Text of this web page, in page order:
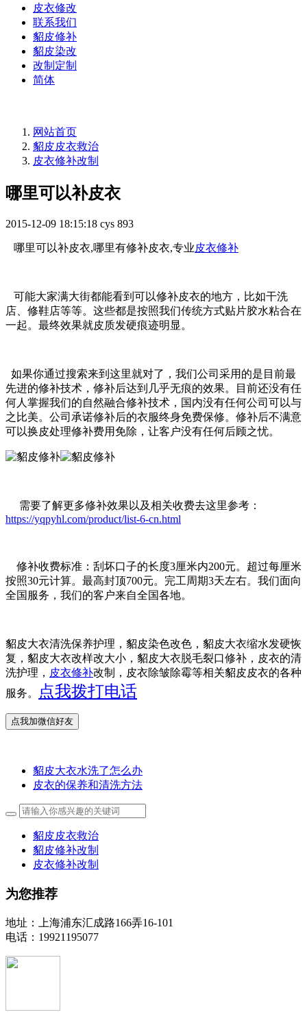
皮衣修改
联系我们
貂皮修补
貂皮染改
改制定制
简体
网站首页
貂皮皮衣救治
皮衣修补改制
哪里可以补皮衣
2015-12-09 18:15:18 cys 893
哪里可以补皮衣,哪里有修补皮衣,专业皮衣修补
可能大家满大街都能看到可以修补皮衣的地方，比如干洗
店、修鞋店等等。这些都是按照我们传统方式贴片胶水粘合在
一起。最终效果就皮质发硬痕迹明显。
如果你通过搜索来到这里就对了，我们公司采用的是目前最
先进的修补技术，修补后达到几乎无痕的效果。目前还没有任
何人掌握我们的自然融合修补技术，国内没有任何公司可以与
之比美。公司承诺修补后的衣服终身免费保修。修补后不满意
可以换皮处理修补费用免除，让客户没有任何后顾之忧。
需要了解更多修补效果以及相关收费去这里参考：
https://yqpyhl.com/product/list-6-cn.html
修补收费标准：刮坏口子的长度3厘米内200元。超过每厘米
按照30元计算。最高封顶700元。完工周期3天左右。我们面向
全国服务，我们的客户来自全国各地。
貂皮大衣清洗保养护理，貂皮染色改色，貂皮大衣缩水发硬恢
复，貂皮大衣改样改大小，貂皮大衣脱毛裂口修补，皮衣的清
洗护理， 皮衣修补改制，皮衣除皱除霉等相关貂皮皮衣的各种
服务。
点我拨打电话
貂皮大衣水洗了怎么办
皮衣的保养和清洗方法
貂皮皮衣救治
貂皮修补改制
皮衣修补改制
为您推荐
地址：上海浦东汇成路166弄16-101
电话：19921195077